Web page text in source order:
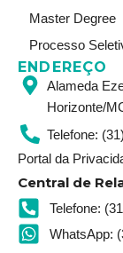
Master Degree
Processo
ENDEREÇO
Alameda
Horizonte/
Telefone:
Portal da
Central de
Telefone:
WhatsApp: